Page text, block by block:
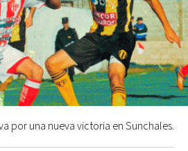
por una nueva victoria en Sunchales.